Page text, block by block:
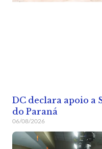
DC declara apoio a
do Paraná
06/08/2026